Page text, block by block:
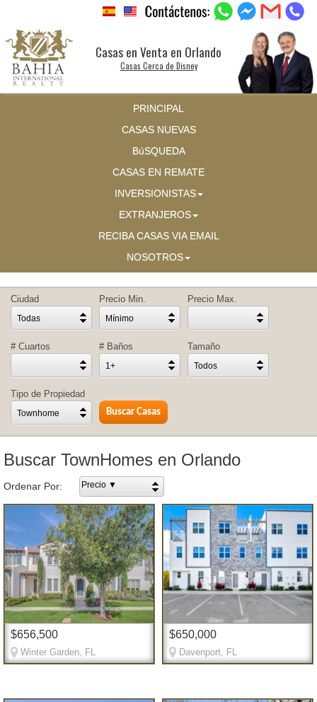
Casas en Venta en Orlando
Casas Cerca de Disney
PRINCIPAL
CASAS NUEVAS
BúSQUEDA
CASAS EN REMATE
INVERSIONISTAS
EXTRANJEROS
RECIBA CASAS VIA EMAIL
NOSOTROS
Ciudad
Todas
Precio Min.
Mínimo
Precio Max.
# Cuartos # Baños
1+
Tamaño
Todos
Tipo de Propiedad
Townhome
Buscar TownHomes en Orlando
Ordenar Por: Precio ▼
$656,500
Winter Garden, FL
$650,000
Davenport, FL